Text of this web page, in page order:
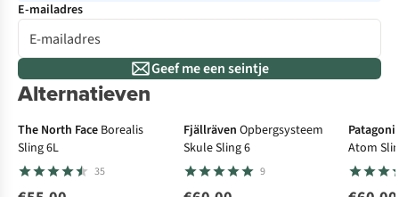
E-mailadres
Geef me een seintje
Alternatieven
The North Face Borealis
Sling 6L
35
Fjällräven Opbergsysteem
Skule Sling 6
9
Atom